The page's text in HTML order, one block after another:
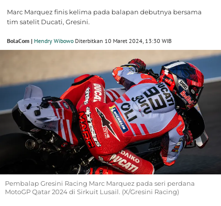
Marc Marquez finis kelima pada balapan debutnya bersama
tim satelit Ducati, Gresini.
BolaCom | Hendry Wibowo Diterbitkan 10 Maret 2024, 13:30 WIB
Pembalap Gresini Racing Marc Marquez pada seri perdana
MotoGP Qatar 2024 di Sirkuit Lusail. (X/Gresini Racing)